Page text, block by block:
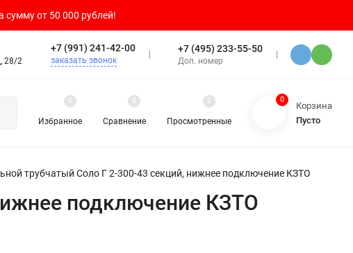
сумму от 50 000 рублей!
28/2
+7 (991) 241-42-00
заказать звонок
+7 (495) 233-55-50
Доп. номер
Избранное
0
Сравнение
0
Просмотренные
0 0
Корзина
Пусто
трубчатый Соло Г 2-300-43 секций, нижнее подключение КЗТО
подключение КЗТО